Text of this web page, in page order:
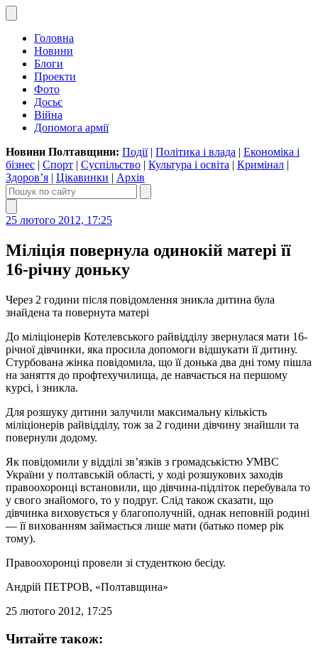
Головна
Новини
Блоги
Проекти
Фото
Досьє
Війна
Допомога армії
Новини Полтавщини: Події| Політика і влада | Економіка і
бізнес | Спорт | Суспільство | Культура і освіта | Кримінал |
Здоров’я | Цікавинки | Архів
25 лютого 2012, 17:25
Міліція повернула одинокій матері її
16-річну доньку
Через 2 години після повідомлення зникла дитина була
знайдена та повернута матері
До міліціонерів Котелевського райвідділу звернулася мати 16-
річної дівчинки, яка просила допомоги відшукати її дитину.
Стурбована жінка повідомила, що її донька два дні тому пішла
на заняття до профтехучилища, де навчається на першому
курсі, і зникла.
Для розшуку дитини залучили максимальну кількість
міліціонерів райвідділу, тож за 2 години дівчину знайшли та
повернули додому.
Як повідомили у відділі зв’язків з громадськістю УМВС
України у полтавській області, у ході розшукових заходів
правоохоронці встановили, що дівчина-підліток перебувала то
у свого знайомого, то у подруг. Слід також сказати, що
дівчинка виховується у благополучній, однак неповній родині
— її вихованням займається лише мати (батько помер рік
тому).
Правоохоронці провели зі студенткою бесіду.
Андрій ПЕТРОВ, «Полтавщина»
25 лютого 2012, 17:25
Читайте також: